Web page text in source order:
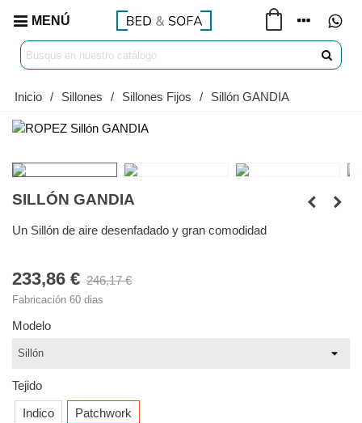
MENÚ
Inicio / Sillones / Sillones Fijos / Sillón GANDIA
SILLÓN GANDIA
Un Sillón de aire desenfadado y gran comodidad
233,86 € 246,17 €
Fabricación 60 dias
Modelo
Tejido
Indico
Patchwork